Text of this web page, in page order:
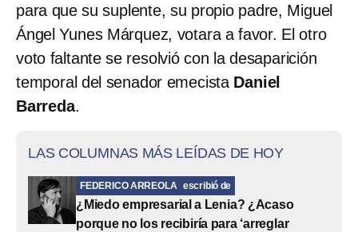
para que su suplente, su propio padre, Miguel
Ángel Yunes Márquez, votara a favor. El otro
voto faltante se resolvió con la desaparición
temporal del senador emecista Daniel
Barreda.
LAS COLUMNAS MÁS LEÍDAS DE HOY
FEDERICO ARREOLA escribió de
¿Miedo empresarial a Lenia? ¿Acaso
porque no los recibiría para ‘arreglar